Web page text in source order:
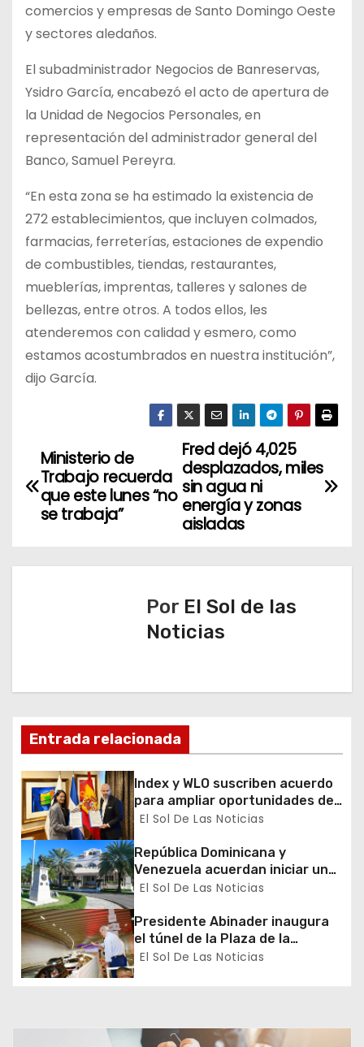
comercios y empresas de Santo Domingo Oeste
y sectores aledaños.
El subadministrador Negocios de Banreservas,
Ysidro García, encabezó el acto de apertura de
la Unidad de Negocios Personales, en
representación del administrador general del
Banco, Samuel Pereyra.
“En esta zona se ha estimado la existencia de
272 establecimientos, que incluyen colmados,
farmacias, ferreterías, estaciones de expendio
de combustibles, tiendas, restaurantes,
mueblerías, imprentas, talleres y salones de
bellezas, entre otros. A todos ellos, les
atenderemos con calidad y esmero, como
estamos acostumbrados en nuestra institución”,
dijo García.
N
a
e
i
ó
n
d
e
e
n
t
r
Fred dejó 4,025
desplazados, miles
sin agua ni
energía y zonas
aisladas
Ministerio de
Trabajo recuerda
que este lunes “no
se trabaja”
Por El Sol de las
Noticias
Entrada relacionada
Index y WLO suscriben acuerdo
para ampliar oportunidades de
formación de dominicanos en el
El Sol De Las Noticias
República Dominicana y
Venezuela acuerdan iniciar un
proceso de normalización
diplomáticas y consulares
El Sol De Las Noticias
Presidente Abinader inaugura
el túnel de la Plaza de la
Bandera que cambia la salida
hacia el Sur y redefine la
El Sol De Las Noticias